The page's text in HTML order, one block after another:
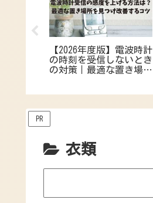
【2026年度版】電波時計
の時刻を受信しないとき
の対策｜最適な置き場所
PR
衣類